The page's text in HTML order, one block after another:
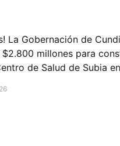
La Gobernación de
millones para
de Salud de Subia